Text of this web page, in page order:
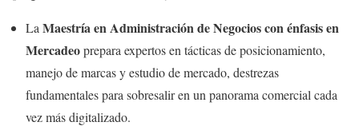
La Maestría en Administración de Negocios con énfasis en
Mercadeoprepara expertos en tácticas de posicionamiento,
manejo de marcas y estudio de mercado, destrezas
fundamentales para sobresalir en un panorama comercial cada
vez más digitalizado.